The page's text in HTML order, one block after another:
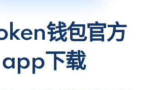
钱包官方
app下载